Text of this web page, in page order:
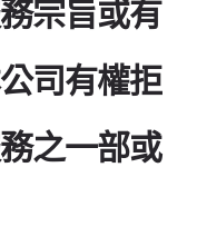
宗旨或有
司有權拒
之一部或